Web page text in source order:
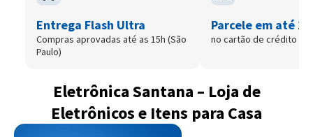
Entrega Flash Ultra
Compras aprovadas até as 15h (São
Paulo)
Parcele em até
no cartão de crédito
Eletrônica Santana – Loja de
Eletrônicos e Itens para Casa